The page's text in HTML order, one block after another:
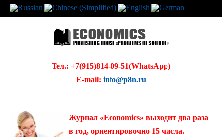
Тел.: +7(915)814-09-51(WhatsApp)
E-mail: info@p8n.ru
Журнал «Economics» выходит два раза
в год, ориентировочно 15 числа.